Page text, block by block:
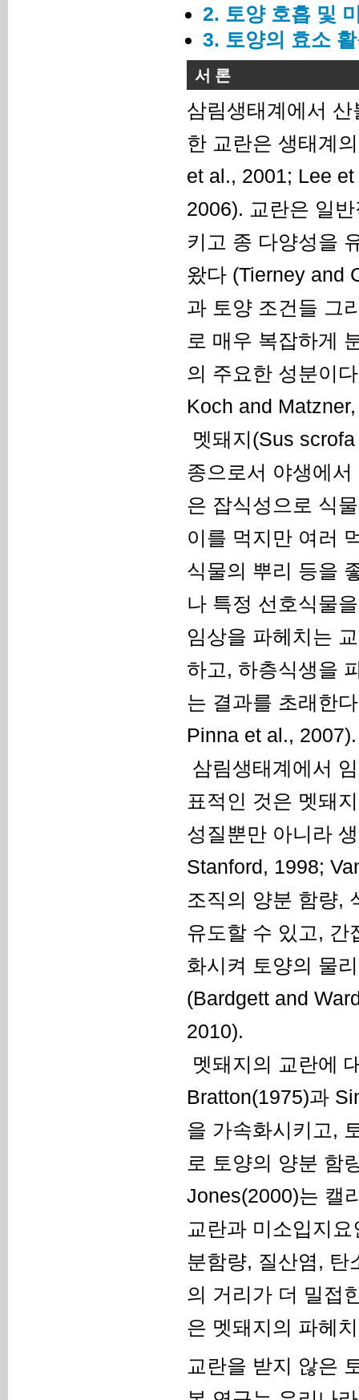
2. 토양 호흡 및
3. 토양의 효소
서 론
삼림생태계에서
한 교란은 생태계
et al., 2001; Lee
2006). 교란은 일
키고 종 다양성을
왔다 (Tierney and
과 토양 조건들 그
로 매우 복잡하게
의 주요한 성분이
Koch and
멧돼지(Sus
종으로서 야생에
은 잡식성으로 식
이를 먹지만 여러
식물의 뿌리 등을
나 특정 선호식물
임상을 파헤치는
하고, 하층식생을
는 결과를 초래한
Pinna et al., 2007).
삼림생태계에서
표적인 것은 멧돼
성질뿐만 아니라
Stanford, 1998;
조직의 양분 함량,
유도할 수 있고, 간
화시켜 토양의 물
(Bardgett and
2010).
멧돼지의 교란에
Bratton(1975)과
을 가속화시키고,
로 토양의 양분 함
Jones(2000)는 캘
교란과 미소입지
분함량, 질산염, 탄
의 거리가 더 밀접
은 멧돼지의 파헤
교란을 받지 않은